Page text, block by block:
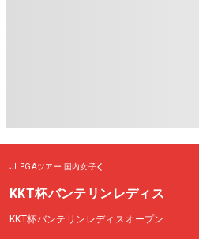
JLPGAツアー 国内女子
KKT杯バンテリンレディス
KKT杯バンテリンレディスオープン